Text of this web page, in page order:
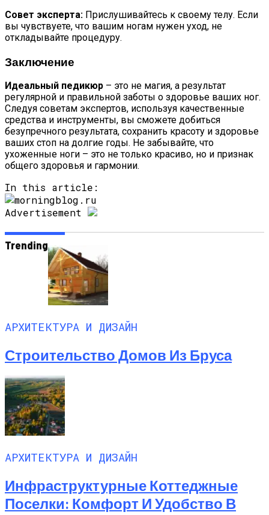
Совет эксперта: Прислушивайтесь к своему телу. Если
вы чувствуете, что вашим ногам нужен уход, не
откладывайте процедуру.
Заключение
Идеальный педикюр – это не магия, а результат
регулярной и правильной заботы о здоровье ваших ног.
Следуя советам экспертов, используя качественные
средства и инструменты, вы сможете добиться
безупречного результата, сохранить красоту и здоровье
ваших стоп на долгие годы. Не забывайте, что
ухоженные ноги – это не только красиво, но и признак
общего здоровья и гармонии.
In this article:
Advertisement
Trending
АРХИТЕКТУРА И ДИЗАЙН
Строительство Домов Из Бруса
АРХИТЕКТУРА И ДИЗАЙН
Инфраструктурные Коттеджные
Поселки: Комфорт И Удобство В